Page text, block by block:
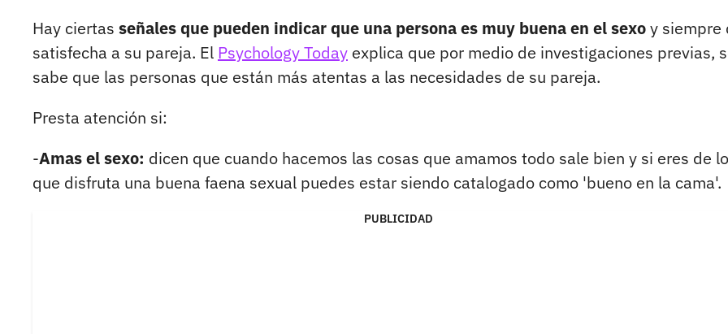
Hay ciertas señales que pueden indicar que una persona es muy buena en el sexoy siempre
satisfecha a su pareja. El Psychology Today explica que por medio de investigaciones previas,
sabe que las personas que están más atentas a las necesidades de su pareja.
Presta atención si:
-Amas el sexo: dicen que cuando hacemos las cosas que amamos todo sale bien y si eres de
que disfruta una buena faena sexual puedes estar siendo catalogado como 'bueno en la cama'.
PUBLICIDAD